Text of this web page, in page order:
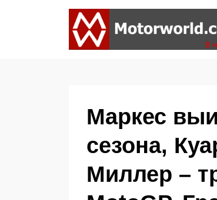
Маркес
сезона,
Миллер –